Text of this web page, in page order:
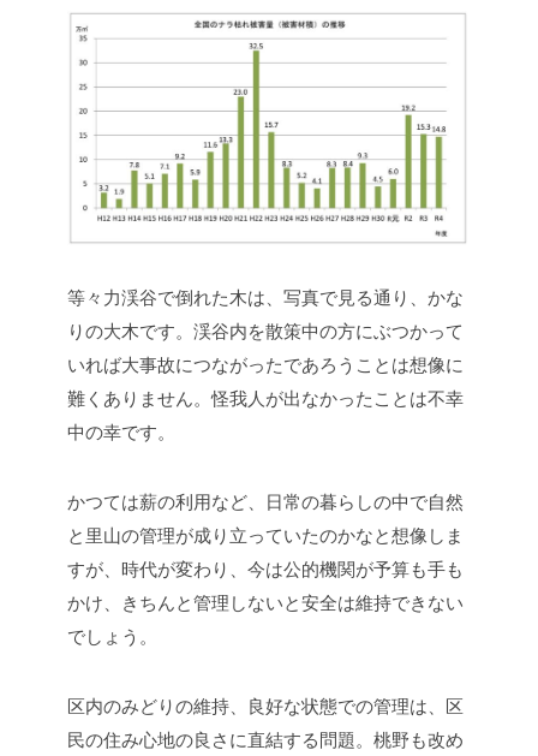
等々力渓谷で倒れた木は、写真で見る通り、かな
りの大木です。渓谷内を散策中の方にぶつかって
いれば大事故につながったであろうことは想像に
難くありません。怪我人が出なかったことは不幸
中の幸です。
かつては薪の利用など、日常の暮らしの中で自然
と里山の管理が成り立っていたのかなと想像しま
すが、時代が変わり、今は公的機関が予算も手も
かけ、きちんと管理しないと安全は維持できない
でしょう。
区内のみどりの維持、良好な状態での管理は、区
民の住み心地の良さに直結する問題。桃野も改め